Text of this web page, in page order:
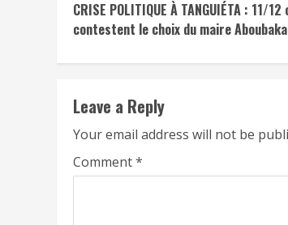
Reading
CRISE POLITIQUE À TANGUIÉTA : 11/
contestent le choix du maire
Leave a Reply
Your email address will not be
Comment*